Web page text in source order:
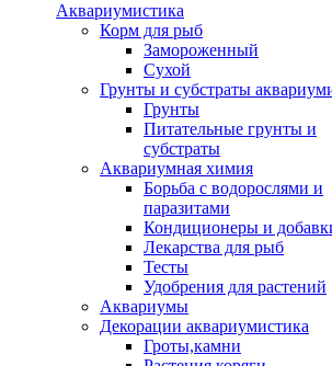
Аквариумистика
Корм для рыб
Замороженный
Сухой
Грунты и субстраты
Грунты
Питательные грунты и
субстраты
Аквариумная химия
Борьба с водорослями и
паразитами
Кондиционеры и
Лекарства для рыб
Тесты
Удобрения для растений
Аквариумы
Декорации аквариумистика
Гроты,камни